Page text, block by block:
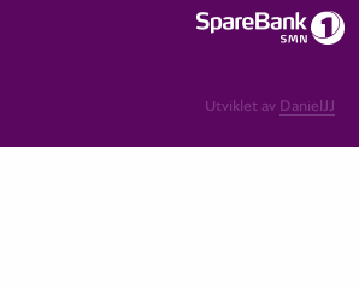
Utviklet av DanielJJ